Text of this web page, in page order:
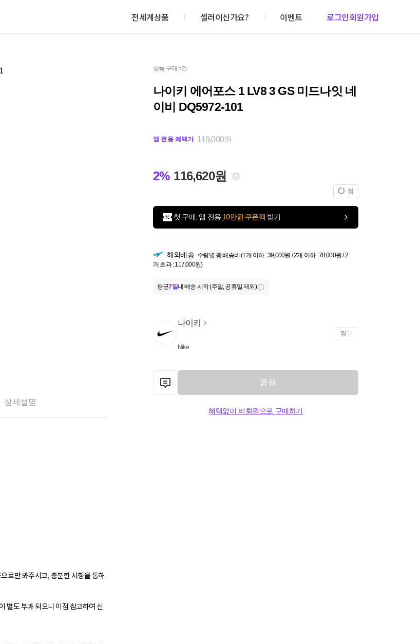
전세계상품 셀러이신가요? 이벤트 로그인회원가입
상품 구매 5건
나이키 에어포스 1 LV8 3 GS 미드나잇 네
이비 DQ5972-101
앱 전용 혜택가 119,000원
2% 116,620원
찜
첫 구매, 앱 전용 10만원 쿠폰팩 받기
해외배송 수량별 총 배송비 (1개 이하 : 39,000원 / 2개 이하 : 78,000원 / 2
개 초과 : 117,000원)
평균7일내 배송 시작 (주말, 공휴일 제외)
나이키
Nike
찜
품절
혜택없이 비회원으로 구매하기
상세설명
로만 봐주시고, 충분한 서칭을 통하
별도 부과 되오니 이점 참고하여 신